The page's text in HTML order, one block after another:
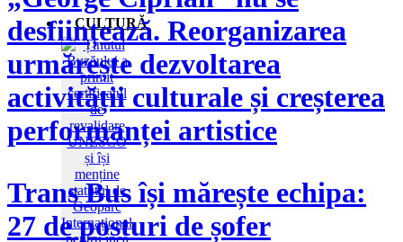
CULTURĂ
desființează. Reorganizarea
urmărește dezvoltarea
activității culturale și creșterea
performanței artistice
Trans Bus își mărește echipa:
27 de posturi de șofer